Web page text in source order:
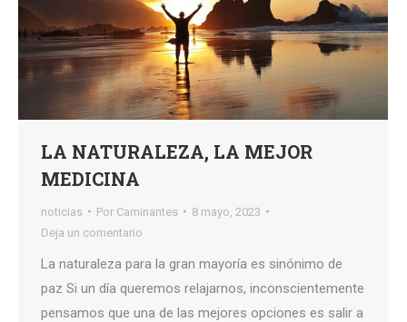
LA NATURALEZA, LA MEJOR
MEDICINA
noticias Por Caminantes
8 mayo, 2023
Deja un comentario
La naturaleza para la gran mayoría es sinónimo de
paz Si un día queremos relajarnos, inconscientemente
pensamos que una de las mejores opciones es salir a